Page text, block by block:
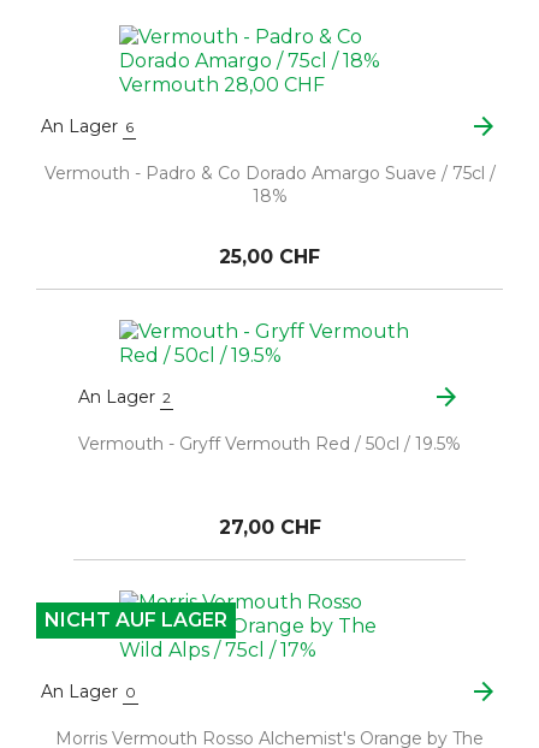
An Lager 6 arrow_forward
Vermouth - Padro & Co Dorado Amargo Suave / 75cl /
18%
25,00 CHF
An Lager 2 arrow_forward
Vermouth - Gryff Vermouth Red / 50cl / 19.5%
27,00 CHF
An Lager 0 arrow_forward
Morris Vermouth Rosso Alchemist's Orange by The
NICHT AUF LAGER